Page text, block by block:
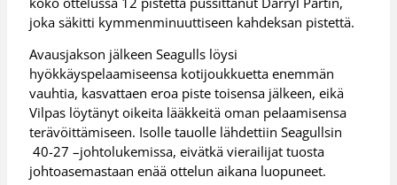
joka säkitti kymmenminuuttiseen kahdeksan pistettä.
Avausjakson jälkeen Seagulls löysi
hyökkäyspelaamiseensa kotijoukkuetta enemmän
vauhtia, kasvattaen eroa piste toisensa jälkeen, eikä
Vilpas löytänyt oikeita lääkkeitä oman pelaamisensa
terävöittämiseen. Isolle tauolle lähdettiin Seagullsin
40-27 –johtolukemissa, eivätkä vierailijat tuosta
johtoasemastaan enää ottelun aikana luopuneet.